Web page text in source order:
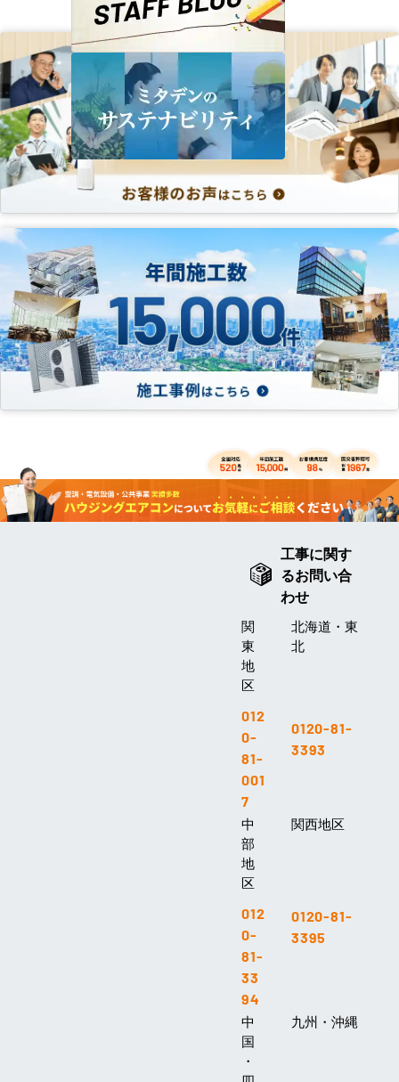
工事に関す
るお問い合
わせ
関
東
地
区
012
0-
81-
001
7
北海道・東
北
0120-81-
3393
中
部
地
区
012
0-
81-
33
94
関西地区
0120-81-
3395
中
国
・
九州・沖縄